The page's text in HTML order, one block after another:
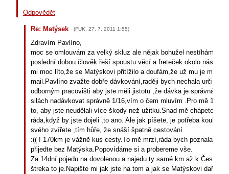
Odpovědět
Re: Matýsek (FUK 27. 7. 2011 1:55)
Zdravím Pavlíno,
moc se omlouvám za velký skluz ale nějak bohužel nestíhám
poslední dobou člověk řeší spoustu věcí a freteček okolo nás co
mi moc líto,že se Matýskovi přitížilo a doufám,že už mu je
mail.Pavlíno zvažte dobře dávkování,raději bych nechala určitě
odborným pracovišti aby jste měli jistotu ,že dávka je
silách nadávkovat správně 1/16,vím o čem mluvím .Pro mě 1/10
to, aby jste neudělali více škody než užitku.Snad mě chápete.
ráda,když by jste dojeli ,to ano. Ale jak píšete, je potřeba koukat
svého zvířete ,tím hůře, že snáší špatně cestování
:(( ! 170km je vážně kus cesty.To mě mrzí,ráda bych poznala Vás
přijedte bez Matýska.Popovídáme si a probereme vše.
Za 14dní pojedu na dovolenou a najedu ty samé km až k
štreka to je.Napište mi jak jste na tom a jak se Matýskovi